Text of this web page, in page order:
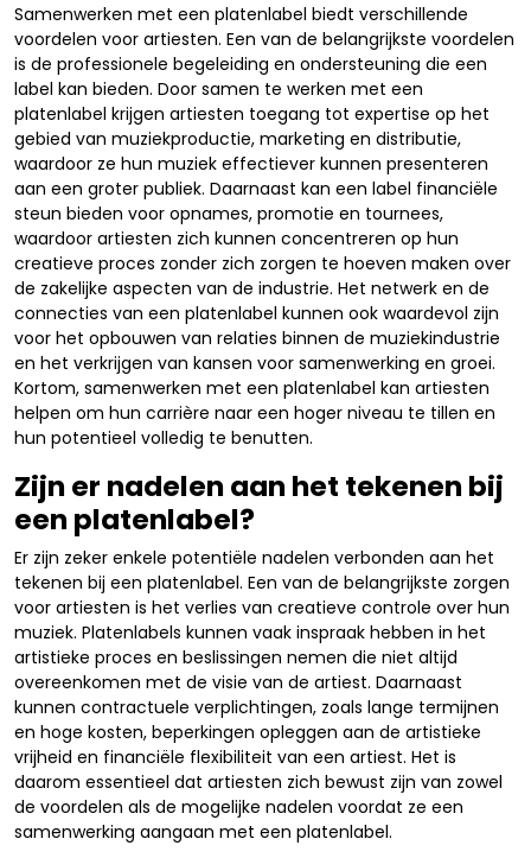
Samenwerken met een platenlabel biedt verschillende
voordelen voor artiesten. Een van de belangrijkste voordelen
is de professionele begeleiding en ondersteuning die een
label kan bieden. Door samen te werken met een
platenlabel krijgen artiesten toegang tot expertise op het
gebied van muziekproductie, marketing en distributie,
waardoor ze hun muziek effectiever kunnen presenteren
aan een groter publiek. Daarnaast kan een label financiële
steun bieden voor opnames, promotie en tournees,
waardoor artiesten zich kunnen concentreren op hun
creatieve proces zonder zich zorgen te hoeven maken over
de zakelijke aspecten van de industrie. Het netwerk en de
connecties van een platenlabel kunnen ook waardevol zijn
voor het opbouwen van relaties binnen de muziekindustrie
en het verkrijgen van kansen voor samenwerking en groei.
Kortom, samenwerken met een platenlabel kan artiesten
helpen om hun carrière naar een hoger niveau te tillen en
hun potentieel volledig te benutten.
Zijn er nadelen aan het tekenen bij
een platenlabel?
Er zijn zeker enkele potentiële nadelen verbonden aan het
tekenen bij een platenlabel. Een van de belangrijkste zorgen
voor artiesten is het verlies van creatieve controle over hun
muziek. Platenlabels kunnen vaak inspraak hebben in het
artistieke proces en beslissingen nemen die niet altijd
overeenkomen met de visie van de artiest. Daarnaast
kunnen contractuele verplichtingen, zoals lange termijnen
en hoge kosten, beperkingen opleggen aan de artistieke
vrijheid en financiële flexibiliteit van een artiest. Het is
daarom essentieel dat artiesten zich bewust zijn van zowel
de voordelen als de mogelijke nadelen voordat ze een
samenwerking aangaan met een platenlabel.